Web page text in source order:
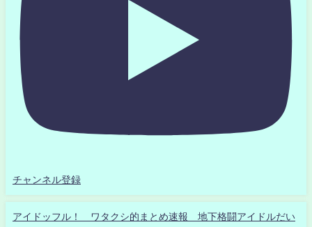
チャンネル登録
アイドッフル！ ワタクシ的まとめ速報 地下格闘アイドルだい